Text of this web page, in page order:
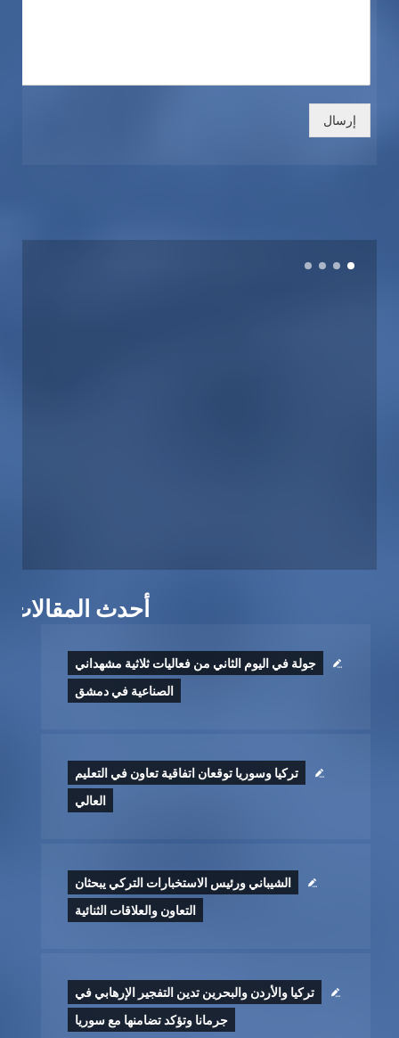
إرسال
أحدث المقالات
جولة في اليوم الثاني من فعاليات ثلاثية مشهداني
الصناعية في دمشق
تركيا وسوريا توقعان اتفاقية تعاون في التعليم
العالي
الشيباني ورئيس الاستخبارات التركي يبحثان
التعاون والعلاقات الثنائية
تركيا والأردن والبحرين تدين التفجير الإرهابي في
جرمانا وتؤكد تضامنها مع سوريا